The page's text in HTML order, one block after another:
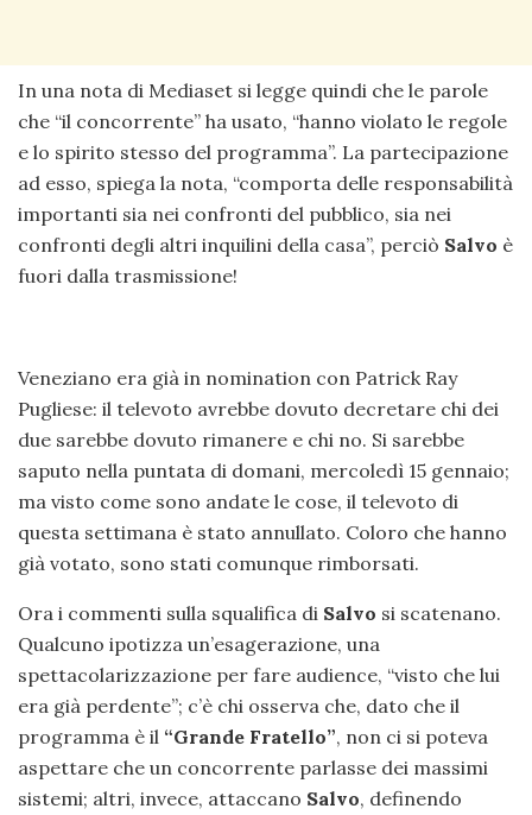
In una nota di Mediaset si legge quindi che le parole
che “il concorrente” ha usato, “hanno violato le regole
e lo spirito stesso del programma”. La partecipazione
ad esso, spiega la nota, “comporta delle responsabilità
importanti sia nei confronti del pubblico, sia nei
confronti degli altri inquilini della casa”, perciò Salvo è
fuori dalla trasmissione!
Veneziano era già in nomination con Patrick Ray
Pugliese: il televoto avrebbe dovuto decretare chi dei
due sarebbe dovuto rimanere e chi no. Si sarebbe
saputo nella puntata di domani, mercoledì 15 gennaio;
ma visto come sono andate le cose, il televoto di
questa settimana è stato annullato. Coloro che hanno
già votato, sono stati comunque rimborsati.
Ora i commenti sulla squalifica di Salvo si scatenano.
Qualcuno ipotizza un’esagerazione, una
spettacolarizzazione per fare audience, “visto che lui
era già perdente”; c’è chi osserva che, dato che il
programma è il “Grande Fratello”, non ci si poteva
aspettare che un concorrente parlasse dei massimi
sistemi; altri, invece, attaccano Salvo, definendo